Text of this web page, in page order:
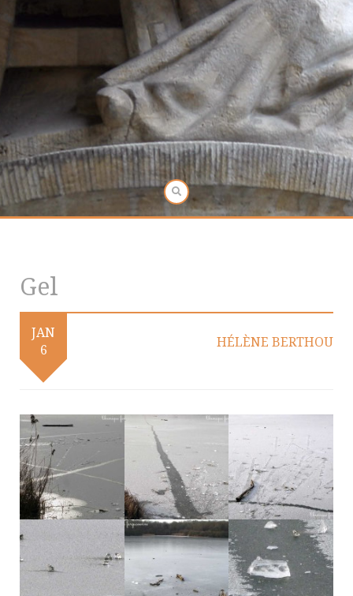
Gel
JAN
6
HÉLÈNE BERTHOU